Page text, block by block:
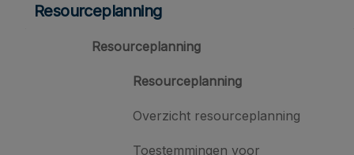
Resourceplanning
Resourceplanning
Resourceplanning
Overzicht resourceplanning
Toestemmingen voor